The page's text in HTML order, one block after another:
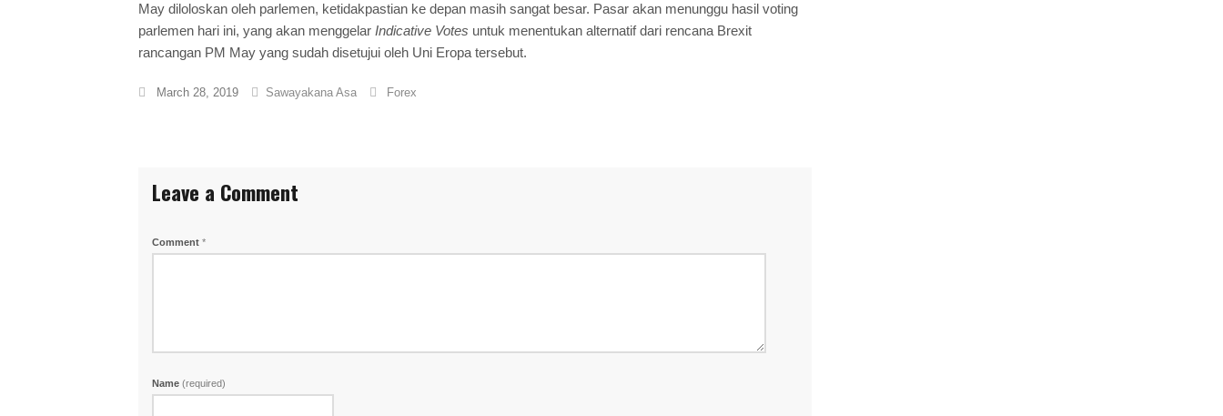
May diloloskan oleh parlemen, ketidakpastian ke depan masih sangat besar. Pasar akan menunggu hasil voting
parlemen hari ini, yang akan menggelar Indicative Votes untuk menentukan alternatif dari rencana Brexit
rancangan PM May yang sudah disetujui oleh Uni Eropa tersebut.
March 28, 2019 Sawayakana Asa Forex
Leave a Comment
Comment *
Name (required)